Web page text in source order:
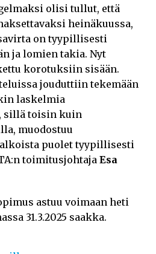
olisi tullut, että
heinäkuussa,
on tyypillisesti
ja lomien takia. Nyt
korotuksiin sisään.
jouduttiin tekemään
laskelmia
sillä toisin kuin
muodostuu
puolet tyypillisesti
toimitusjohtaja Esa
astuu voimaan heti
31.3.2025 saakka.